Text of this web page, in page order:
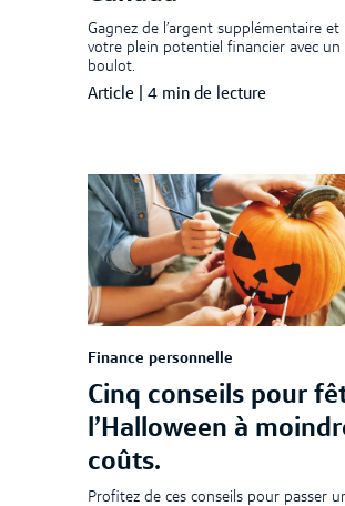
Gagnez de l’argent supplémentaire et
votre plein potentiel financier avec
boulot.
Article 4 min de lecture
Finance personnelle
Cinq conseils pour
l’Halloween à
coûts.
Profitez de ces conseils pour passer